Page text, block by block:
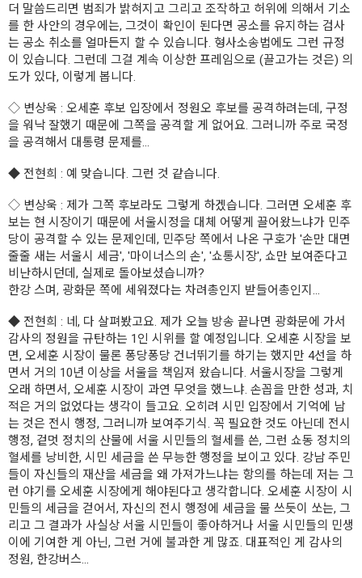
더 말씀드리면 범죄가 밝혀지고 그리고 조작하고 허위에 의해서 기소
를 한 사안의 경우에는, 그것이 확인이 된다면 공소를 유지하는 검사
는 공소 취소를 얼마든지 할 수 있습니다. 형사소송법에도 그런 규정
이 있습니다. 그런데 그걸 계속 이상한 프레임으로 (끌고가는 것은) 의
도가 있다, 이렇게 봅니다.
◇ 변상욱 : 오세훈 후보 입장에서 정원오 후보를 공격하려는데, 구정
을 워낙 잘했기 때문에 그쪽을 공격할 게 없어요. 그러니까 주로 국정
을 공격해서 대통령 문제를...
◆ 전현희 : 예 맞습니다. 그런 것 같습니다.
◇ 변상욱 : 제가 그쪽 후보라도 그렇게 하겠습니다. 그러면 오세훈 후
보는 현 시장이기 때문에 서울시정을 대체 어떻게 끌어왔느냐가 민주
당이 공격할 수 있는 문제인데, 민주당 쪽에서 나온 구호가 '손만 대면
줄줄 새는 서울시 세금', '마이너스의 손', '쇼통시장', 쇼만 보여준다고
비난하시던데, 실제로 돌아보셨습니까?
한강 스며, 광화문 쪽에 세워졌다는 차려총인지 받들어총인지...
◆ 전현희 : 네, 다 살펴봤고요. 제가 오늘 방송 끝나면 광화문에 가서
감사의 정원을 규탄하는 1인 시위를 할 예정입니다. 오세훈 시장을 보
면, 오세훈 시장이 물론 퐁당퐁당 건너뛰기를 하기는 했지만 4선을 하
면서 거의 10년 이상을 서울을 책임져 왔습니다. 서울시장을 그렇게
오래 하면서, 오세훈 시장이 과연 무엇을 했느냐. 손꼽을 만한 성과, 치
적은 거의 없었다는 생각이 들고요. 오히려 시민 입장에서 기억에 남
는 것은 전시 행정, 그러니까 보여주기식. 꼭 필요한 것도 아닌데 전시
행정, 겉멋 정치의 산물에 서울 시민들의 혈세를 쓴, 그런 쇼동 정치의
혈세를 낭비한, 시민 세금을 쓴 무능한 행정을 보이고 있다. 강남 주민
들이 자신들의 재산을 세금을 왜 가져가느냐는 항의를 하는데 저는 그
런 야기를 오세훈 시장에게 해야된다고 생각합니다. 오세훈 시장이 시
민들의 세금을 걷어서, 자신의 전시 행정에 세금을 물 쓰듯이 쏘는, 그
리고 그 결과가 사실상 서울 시민들이 좋아하거나 서울 시민들의 민생
이에 기여한 게 아닌, 그런 거에 불과한 게 많죠. 대표적인 게 감사의
정원, 한강버스...